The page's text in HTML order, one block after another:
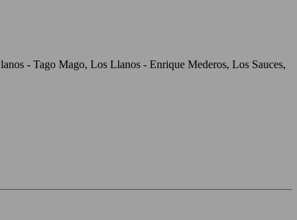
- Tago Mago, Los Llanos - Enrique Mederos, Los Sauces,